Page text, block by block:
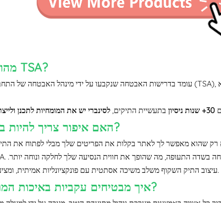
מהו תיק איפור מאושר TSA?
30+ שנות ניסיון בתעשיית התיקים,
האם איפור צריך להיות בתיק שקוף לנסיעות?
לא רק שהוא מאפשר לך לאתר בקלות את הפריטים שלך מבלי לפתוח את
עיצוב התיק השקוף משלב משיכה אסתטית עם פונקציונליות אמיתית, ומציע גם סגנון וגם יעילות בדרכים.
איך מבטיחים עקביות באיכות המוצר עבור כל אצווה?